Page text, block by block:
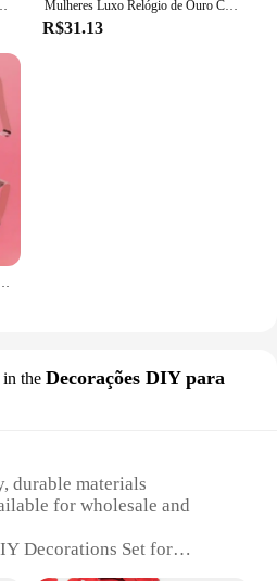
jóias feminino adolescente meninas presente aniversário Mulheres Luxo Relógio de Ouro Conjunto de pulseiras e colares, Relógio de pulso quartzo de diamante feminino, Dia dos Namorados, Presente do Dia das Mães, Fashion, 6 peças
R$31.13
românticos para casais, namorada, namorado, marido, esposa, aniversário
in the Decorações DIY para
durable materials
for wholesale and
Decorations Set for